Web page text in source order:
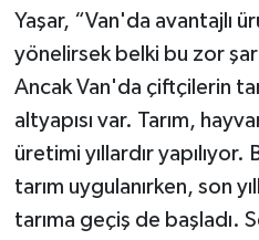
Yaşar, “Van'da avantajlı
yönelirsek belki bu zor
Ancak Van'da çiftçilerin
altyapısı var. Tarım,
üretimi yıllardır
tarım uygulanırken, son
tarıma geçiş de başladı.